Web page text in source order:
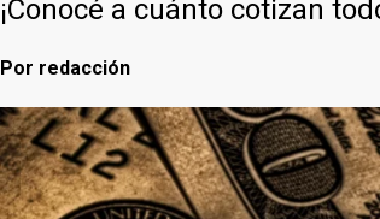
¡Conocé a cuánto cotizan
Por redacción